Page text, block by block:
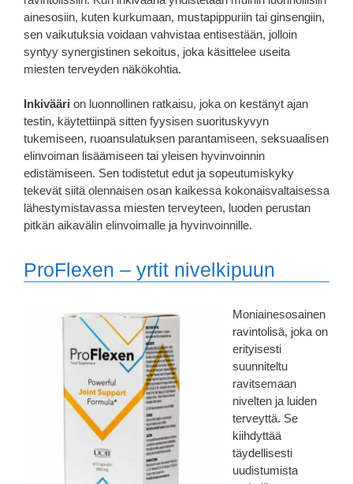
ainesosiin, kuten kurkumaan, mustapippuriin tai ginsengiin,
sen vaikutuksia voidaan vahvistaa entisestään, jolloin
syntyy synergistinen sekoitus, joka käsittelee useita
miesten terveyden näkökohtia.
Inkivääri on luonnollinen ratkaisu, joka on kestänyt ajan
testin, käytettiinpä sitten fyysisen suorituskyvyn
tukemiseen, ruoansulatuksen parantamiseen, seksuaalisen
elinvoiman lisäämiseen tai yleisen hyvinvoinnin
edistämiseen. Sen todistetut edut ja sopeutumiskyky
tekevät siitä olennaisen osan kaikessa kokonaisvaltaisessa
lähestymistavassa miesten terveyteen, luoden perustan
pitkän aikavälin elinvoimalle ja hyvinvoinnille.
ProFlexen – yrtit nivelkipuun
Moniainesosainen
ravintolisä, joka on
erityisesti
suunniteltu
ravitsemaan
nivelten ja luiden
terveyttä. Se
kiihdyttää
täydellisesti
uudistumista